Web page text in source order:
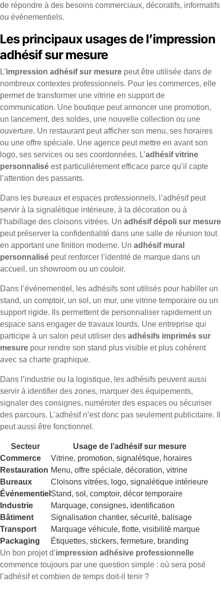
de répondre à des besoins commerciaux, décoratifs, informatifs
ou événementiels.
Les principaux usages de l’impression
adhésif sur mesure
L’impression adhésif sur mesure peut être utilisée dans de
nombreux contextes professionnels. Pour les commerces, elle
permet de transformer une vitrine en support de
communication. Une boutique peut annoncer une promotion,
un lancement, des soldes, une nouvelle collection ou une
ouverture. Un restaurant peut afficher son menu, ses horaires
ou une offre spéciale. Une agence peut mettre en avant son
logo, ses services ou ses coordonnées. L’adhésif vitrine
personnalisé est particulièrement efficace parce qu’il capte
l’attention des passants.
Dans les bureaux et espaces professionnels, l’adhésif peut
servir à la signalétique intérieure, à la décoration ou à
l’habillage des cloisons vitrées. Un adhésif dépoli sur mesure
peut préserver la confidentialité dans une salle de réunion tout
en apportant une finition moderne. Un adhésif mural
personnalisé peut renforcer l’identité de marque dans un
accueil, un showroom ou un couloir.
Dans l’événementiel, les adhésifs sont utilisés pour habiller un
stand, un comptoir, un sol, un mur, une vitrine temporaire ou un
support rigide. Ils permettent de personnaliser rapidement un
espace sans engager de travaux lourds. Une entreprise qui
participe à un salon peut utiliser des adhésifs imprimés sur
mesure pour rendre son stand plus visible et plus cohérent
avec sa charte graphique.
Dans l’industrie ou la logistique, les adhésifs peuvent aussi
servir à identifier des zones, marquer des équipements,
signaler des consignes, numéroter des espaces ou sécuriser
des parcours. L’adhésif n’est donc pas seulement publicitaire. Il
peut aussi être fonctionnel.
Secteur
Usage de l’adhésif sur mesure
Commerce
Vitrine, promotion, signalétique, horaires
Restauration Menu, offre spéciale, décoration, vitrine
Bureaux
Cloisons vitrées, logo, signalétique intérieure
Événementiel Stand, sol, comptoir, décor temporaire
Industrie
Marquage, consignes, identification
Bâtiment
Signalisation chantier, sécurité, balisage
Transport
Marquage véhicule, flotte, visibilité marque
Packaging
Étiquettes, stickers, fermeture, branding
Un bon projet d’impression adhésive professionnelle
commence toujours par une question simple : où sera posé
l’adhésif et combien de temps doit-il tenir ?